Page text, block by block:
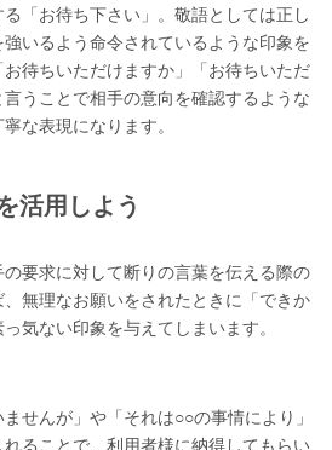
「お待ち下さい」。敬語としては正し
いるよう命令されているような印象を
待ちいただけますか」「お待ちいただ
うことで相手の意向を確認するような
な表現になります。
活用しよう
要求に対して断りの言葉を伝える際の
無理なお願いをされたときに「できか
気ない印象を与えてしまいます。
せんが」や「それは○○の事情により」
ることで、利用者様に納得してもらい